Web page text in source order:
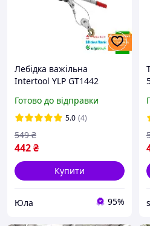
Лебідка важільна
Intertool YLP GT1442
Готово до відправки
5.0 (4)
442₴
549 ₴
Купити
Юла 95%